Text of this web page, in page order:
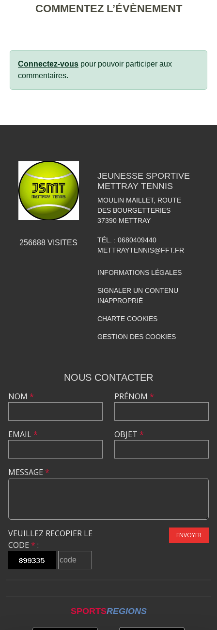
COMMENTEZ L’ÉVÈNEMENT
Connectez-vous pour pouvoir participer aux
commentaires.
256688 VISITES
JEUNESSE SPORTIVE
METTRAY TENNIS
MOULIN MAILLET, ROUTE
DES BOURGETTERIES
37390 METTRAY
TÉL. : 0680409440
METTRAYTENNIS@FFT.FR
INFORMATIONS LÉGALES
SIGNALER UN CONTENU
INAPPROPRIÉ
CHARTE COOKIES
GESTION DES COOKIES
NOUS CONTACTER
NOM *
EMAIL*
PRÉNOM *
OBJET *
MESSAGE *
VEUILLEZ RECOPIER LE
CODE * :
ENVOYER
SPORTSREGIONS